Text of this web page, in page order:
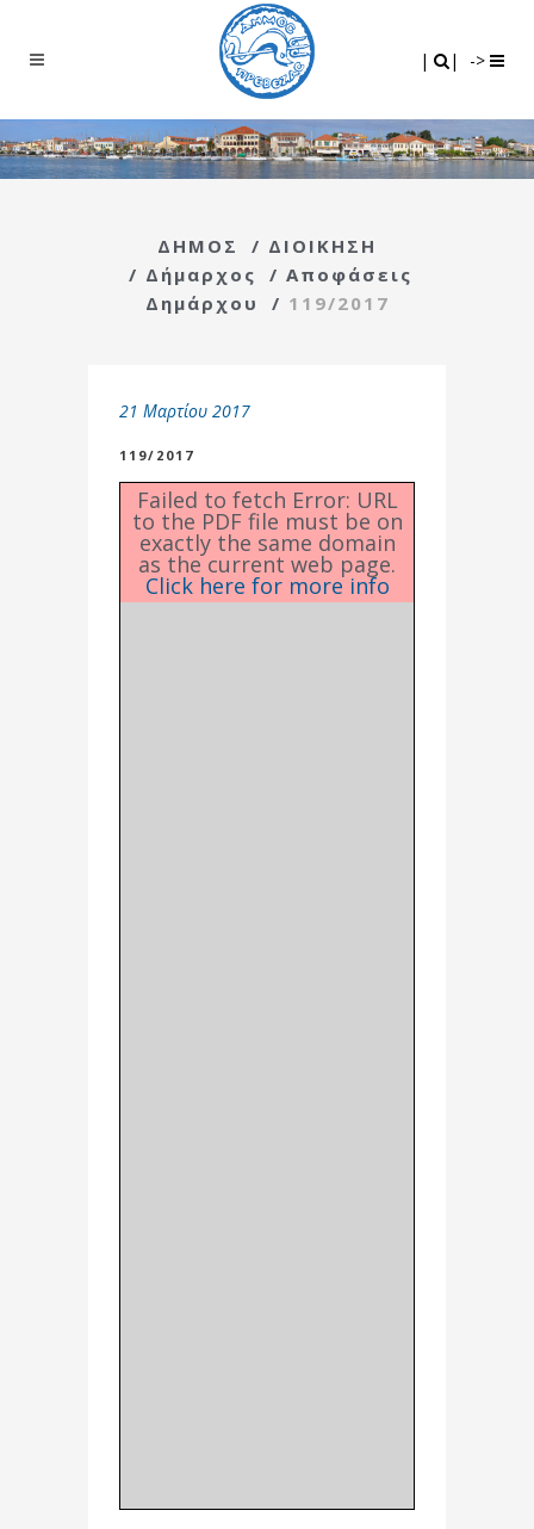
| | ->
ΔΗΜΟΣ / ΔΙΟΙΚΗΣΗ
/ Δήμαρχος / Αποφάσεις
Δημάρχου
/ 119/2017
21 Μαρτίου 2017
119/2017
Failed to fetch Error: URL
to the PDF file must be on
exactly the same domain
as the current web page.
Click here for more info